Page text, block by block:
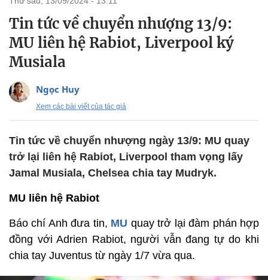
Tin tức về chuyển nhượng 13/9:
MU liên hệ Rabiot, Liverpool ký
Musiala
Ngọc Huy
Xem các bài viết của tác giả
Tin tức về chuyển nhượng ngày 13/9: MU quay
trở lại liên hệ Rabiot, Liverpool tham vọng lấy
Jamal Musiala, Chelsea chia tay Mudryk.
MU liên hệ Rabiot
Báo chí Anh đưa tin, MU quay trở lại đàm phán hợp
đồng với Adrien Rabiot, người vẫn đang tự do khi
chia tay Juventus từ ngày 1/7 vừa qua.